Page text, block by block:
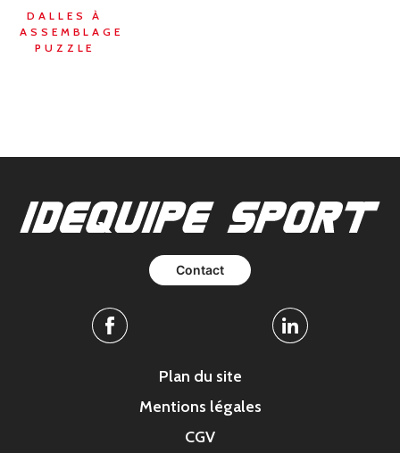
DALLES À
ASSEMBLAGE
PUZZLE
Contact
Facebook Linkedin
Plan du site
Mentions légales
CGV